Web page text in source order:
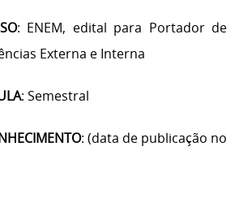
: ENEM, edital para Portador de
Externa e Interna
: Semestral
: (data de publicação no